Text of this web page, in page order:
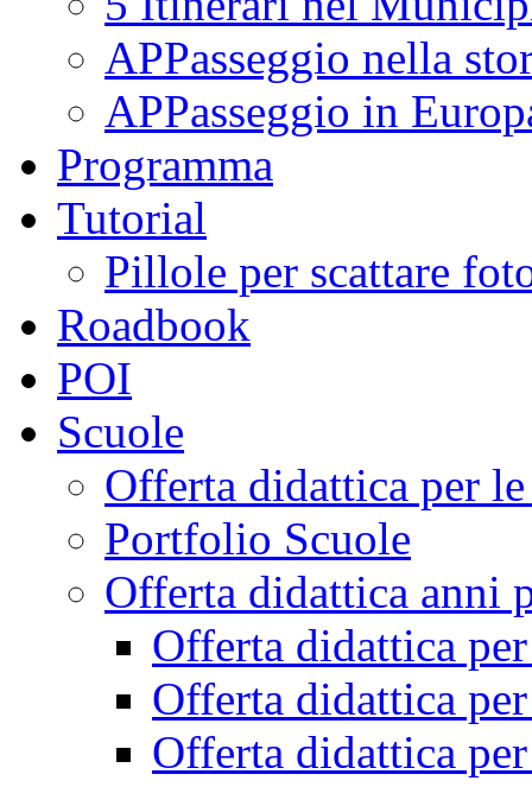
APPasseggio nella
APPasseggio in
Programma
Tutorial
Pillole per scattare
Roadbook
POI
Scuole
Offerta didattica per
Portfolio Scuole
Offerta didattica anni
Offerta didattica
Offerta didattica
Offerta didattica